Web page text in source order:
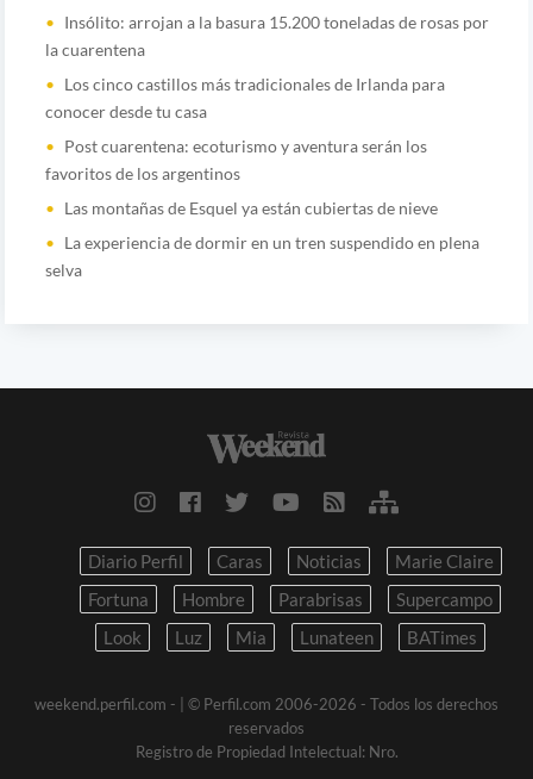
Insólito: arrojan a la basura 15.200 toneladas de rosas por
la cuarentena
Los cinco castillos más tradicionales de Irlanda para
conocer desde tu casa
Post cuarentena: ecoturismo y aventura serán los
favoritos de los argentinos
Las montañas de Esquel ya están cubiertas de nieve
La experiencia de dormir en un tren suspendido en plena
selva
Diario Perfil Caras Noticias
Marie Claire
Fortuna
Hombre Parabrisas
Supercampo
Look
Luz Mia Lunateen BATimes
weekend.perfil.com -
| © Perfil.com 2006-2026 - Todos los derechos
reservados
Registro de Propiedad Intelectual: Nro.